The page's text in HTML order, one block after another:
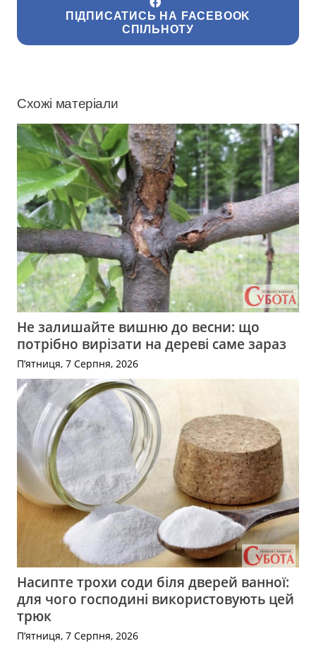
ПІДПИСАТИСЬ НА FACEBOOK
СПІЛЬНОТУ
Схожі матеріали
Не залишайте вишню до весни: що
потрібно вирізати на дереві саме зараз
П’ятниця, 7 Серпня, 2026
Насипте трохи соди біля дверей ванної:
для чого господині використовують цей
трюк
П’ятниця, 7 Серпня, 2026